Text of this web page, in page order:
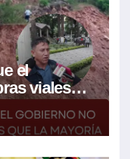
el
viales
son de la